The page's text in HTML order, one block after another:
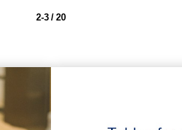
2-3 / 20